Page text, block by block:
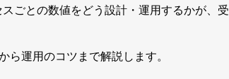
ごとの数値をどう設計・運用するかが、受
ら運用のコツまで解説します。